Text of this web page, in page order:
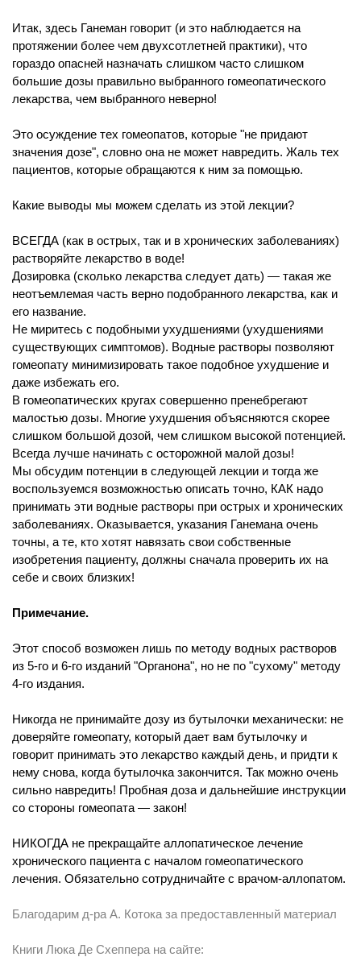
Итак, здесь Ганеман говорит (и это наблюдается на
протяжении более чем двухсотлетней практики), что
гораздо опасней назначать слишком часто слишком
большие дозы правильно выбранного гомеопатического
лекарства, чем выбранного неверно!
Это осуждение тех гомеопатов, которые "не придают
значения дозе", словно она не может навредить. Жаль тех
пациентов, которые обращаются к ним за помощью.
Какие выводы мы можем сделать из этой лекции?
ВСЕГДА (как в острых, так и в хронических заболеваниях)
растворяйте лекарство в воде!
Дозировка (сколько лекарства следует дать) — такая же
неотъемлемая часть верно подобранного лекарства, как и
его название.
Не миритесь с подобными ухудшениями (ухудшениями
существующих симптомов). Водные растворы позволяют
гомеопату минимизировать такое подобное ухудшение и
даже избежать его.
В гомеопатических кругах совершенно пренебрегают
малостью дозы. Многие ухудшения объясняются скорее
слишком большой дозой, чем слишком высокой потенцией.
Всегда лучше начинать с осторожной малой дозы!
Мы обсудим потенции в следующей лекции и тогда же
воспользуемся возможностью описать точно, КАК надо
принимать эти водные растворы при острых и хронических
заболеваниях. Оказывается, указания Ганемана очень
точны, а те, кто хотят навязать свои собственные
изобретения пациенту, должны сначала проверить их на
себе и своих близких!
Примечание.
Этот способ возможен лишь по методу водных растворов
из 5-го и 6-го изданий "Органона", но не по "сухому" методу
4-го издания.
Никогда не принимайте дозу из бутылочки механически: не
доверяйте гомеопату, который дает вам бутылочку и
говорит принимать это лекарство каждый день, и придти к
нему снова, когда бутылочка закончится. Так можно очень
сильно навредить! Пробная доза и дальнейшие инструкции
со стороны гомеопата — закон!
НИКОГДА не прекращайте аллопатическое лечение
хронического пациента с началом гомеопатического
лечения. Обязательно сотрудничайте с врачом-аллопатом.
Благодарим д-ра А. Котока за предоставленный материал
Книги Люка Де Схеппера на сайте: